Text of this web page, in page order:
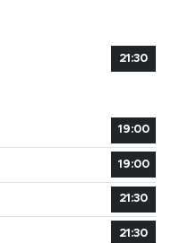
21:30
19:00
19:00
21:30
21:30